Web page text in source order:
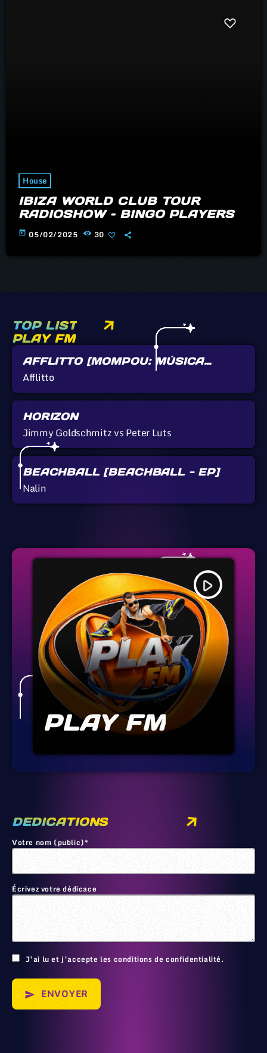
House
IBIZA WORLD CLUB TOUR
RADIOSHOW – BINGO PLAYERS
today 05/02/2025 30
TOP LIST
PLAY FM
AFFLITTO [MOMPOU: MÚSICA
CALLADA]
Afflitto
HORIZON
Jimmy Goldschmitz vs Peter Luts
BEACHBALL [BEACHBALL - EP]
Nalin
play_arrow
PLAY FM
DEDICATIONS
Votre nom (public)*
Écrivez votre dédicace
J’ai lu et j’accepte les conditions de confidentialité.
send ENVOYER